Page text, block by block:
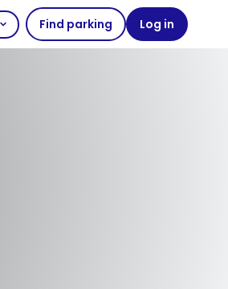
Find parking Log in